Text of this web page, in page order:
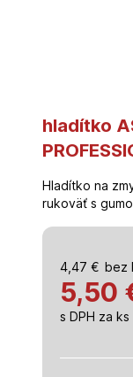
hladítko
Hladítko na
rukoväť s
4,47 € bez
5,50
s DPH za ks